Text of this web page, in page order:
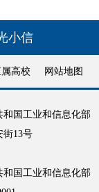
小信
高校 网站地图
和国工业和信息化部
街13号
和国工业和信息化部